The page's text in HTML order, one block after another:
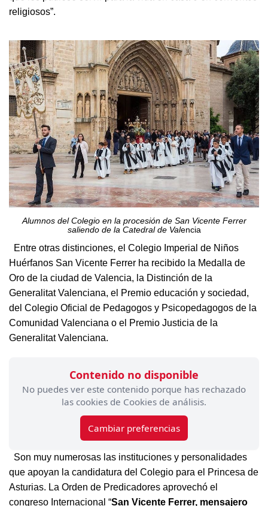
religiosos”.
Alumnos del Colegio en la procesión de San Vicente Ferrer
saliendo de la Catedral de Valencia
Entre otras distinciones, el Colegio Imperial de Niños
Huérfanos San Vicente Ferrer ha recibido la Medalla de
Oro de la ciudad de Valencia, la Distinción de la
Generalitat Valenciana, el Premio educación y sociedad,
del Colegio Oficial de Pedagogos y Psicopedagogos de la
Comunidad Valenciana o el Premio Justicia de la
Generalitat Valenciana.
Contenido no disponible
No puedes ver este contenido porque has rechazado
las cookies de Cookies de análisis.
Cambiar preferencias
Son muy numerosas las instituciones y personalidades
que apoyan la candidatura del Colegio para el Princesa de
Asturias. La Orden de Predicadores aprovechó el
congreso Internacional “San Vicente Ferrer, mensajero